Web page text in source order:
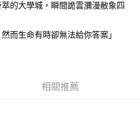
的大學城，瞬間詭雲瀰漫敝象四
而生命有時卻無法給你答案」
相關推薦